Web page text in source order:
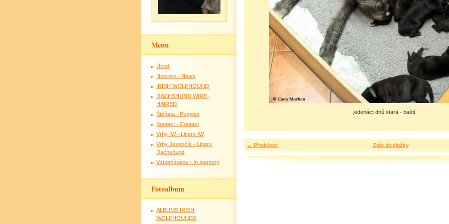
jedenáct dnů stará - baští
← Předchozí Zpět do složky
Menu
Úvod
Novinky - News
IRISH WOLFHOUND
DACHSHUND WIRE-
HAIRED
Štěňata - Puppies
Kontakt - Contact
Vrhy IW - Litters IW
Vrhy Jezevčík - Litters
Dachshund
Vzpomínáme - In memory
Fotoalbum
ALBUMS IRISH
WOLFHOUNDS